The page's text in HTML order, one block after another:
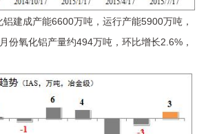
建成产能6600万吨，运行产能5900万吨，
份氧化铝产量约494万吨，环比增长2.6%，